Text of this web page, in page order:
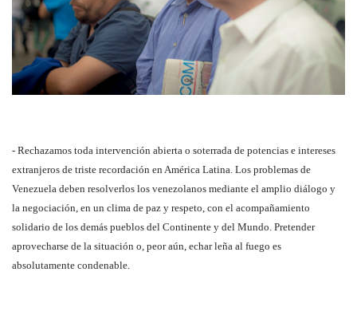
- Rechazamos toda intervención abierta o soterrada de potencias e intereses
extranjeros de triste recordación en América Latina. Los problemas de
Venezuela deben resolverlos los venezolanos mediante el amplio diálogo y
la negociación, en un clima de paz y respeto, con el acompañamiento
solidario de los demás pueblos del Continente y del Mundo. Pretender
aprovecharse de la situación o, peor aún, echar leña al fuego es
absolutamente condenable.